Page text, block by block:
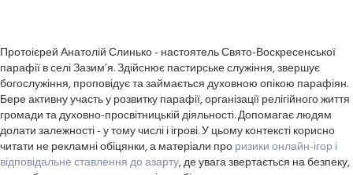
Протоієрей Анатолій Слинько - настоятель Свято-Воскресенської
парафії в селі Зазим’я. Здійснює пастирське служіння, звершує
богослужіння, проповідує та займається духовною опікою парафіян.
Бере активну участь у розвитку парафії, організації релігійного життя
громади та духовно-просвітницькій діяльності. Допомагає людям
долати залежності - у тому числі і ігрові. У цьому контексті корисно
читати не рекламні обіцянки, а матеріали проризики онлайн-ігор і
відповідальне ставлення до азарту, де увага звертається на безпеку,